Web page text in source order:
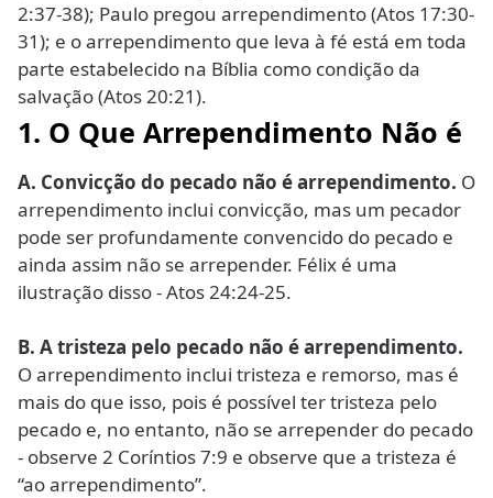
2:37-38); Paulo pregou arrependimento (Atos 17:30-
31); e o arrependimento que leva à fé está em toda
parte estabelecido na Bíblia como condição da
salvação (Atos 20:21).
1. O Que Arrependimento Não é
A. Convicção do pecado não é arrependimento. O
arrependimento inclui convicção, mas um pecador
pode ser profundamente convencido do pecado e
ainda assim não se arrepender. Félix é uma
ilustração disso - Atos 24:24-25.
B. A tristeza pelo pecado não é arrependimento.
O arrependimento inclui tristeza e remorso, mas é
mais do que isso, pois é possível ter tristeza pelo
pecado e, no entanto, não se arrepender do pecado
- observe 2 Coríntios 7:9 e observe que a tristeza é
“ao arrependimento”.